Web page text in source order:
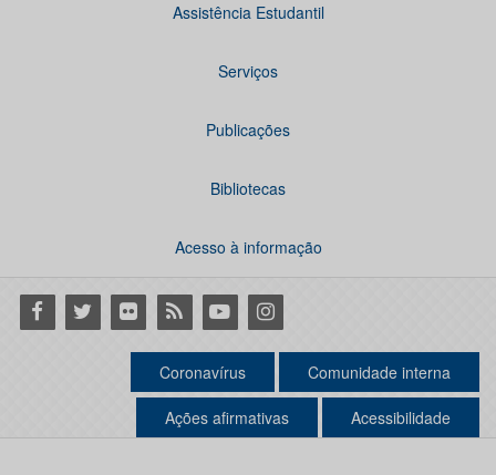
Assistência Estudantil
Serviços
Publicações
Bibliotecas
Acesso à informação
Facebook
Twitter Flickr RSS YoutubeInstagram
Coronavírus Comunidade interna
Ações afirmativas Acessibilidade